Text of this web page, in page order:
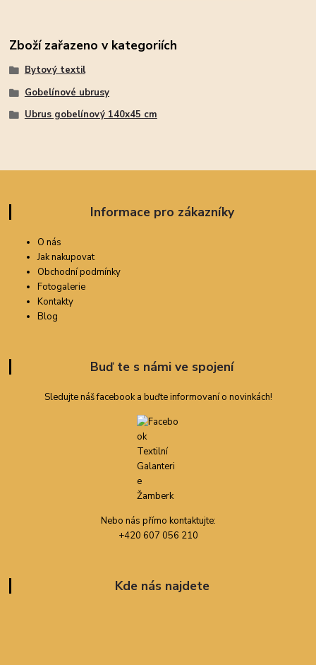
Zboží zařazeno v kategoriích
Bytový textil
Gobelínové ubrusy
Ubrus gobelínový 140x45 cm
Informace pro zákazníky
O nás
Jak nakupovat
Obchodní podmínky
Fotogalerie
Kontakty
Blog
Buď te s námi ve spojení
Sledujte náš facebook a buďte informovaní o novinkách!
Nebo nás přímo kontaktujte:
+420 607 056 210
Kde nás najdete